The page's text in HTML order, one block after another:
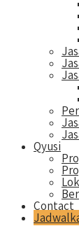
Qyusi
Contact